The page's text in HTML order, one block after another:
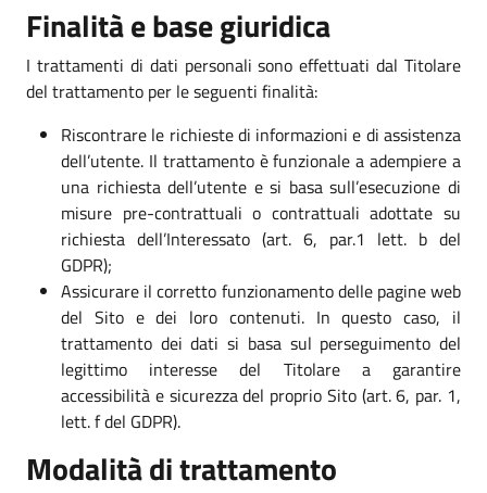
Finalità e base giuridica
I trattamenti di dati personali sono effettuati dal Titolare
del trattamento per le seguenti finalità:
Riscontrare le richieste di informazioni e di assistenza
dell’utente. Il trattamento è funzionale a adempiere a
una richiesta dell’utente e si basa sull’esecuzione di
misure pre-contrattuali o contrattuali adottate su
richiesta dell’Interessato (art. 6, par.1 lett. b del
GDPR);
Assicurare il corretto funzionamento delle pagine web
del Sito e dei loro contenuti. In questo caso, il
trattamento dei dati si basa sul perseguimento del
legittimo interesse del Titolare a garantire
accessibilità e sicurezza del proprio Sito (art. 6, par. 1,
lett. f del GDPR).
Modalità di trattamento